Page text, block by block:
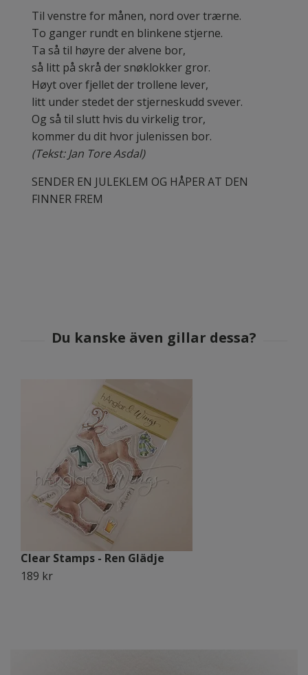
Til venstre for månen, nord over trærne.
To ganger rundt en blinkene stjerne.
Ta så til høyre der alvene bor,
så litt på skrå der snøklokker gror.
Høyt over fjellet der trollene lever,
litt under stedet der stjerneskudd svever.
Og så til slutt hvis du virkelig tror,
kommer du dit hvor julenissen bor.
(Tekst: Jan Tore Asdal)
SENDER EN JULEKLEM OG HÅPER AT DEN
FINNER FREM
Clear Stamps - Ren Glädje
189 kr